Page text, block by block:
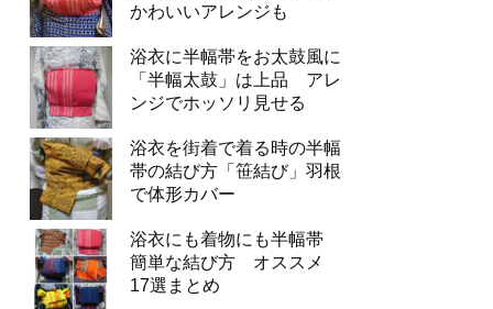
かわいいアレンジも
浴衣に半幅帯をお太鼓風に
「半幅太鼓」は上品 アレ
ンジでホッソリ見せる
浴衣を街着で着る時の半幅
帯の結び方「笹結び」羽根
で体形カバー
浴衣にも着物にも半幅帯
簡単な結び方 オススメ
17選まとめ